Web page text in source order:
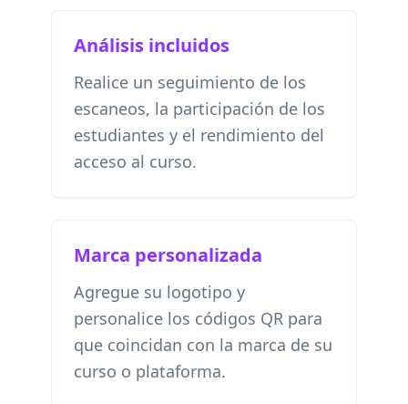
Análisis incluidos
Realice un seguimiento de los
escaneos, la participación de los
estudiantes y el rendimiento del
acceso al curso.
Marca personalizada
Agregue su logotipo y
personalice los códigos QR para
que coincidan con la marca de su
curso o plataforma.